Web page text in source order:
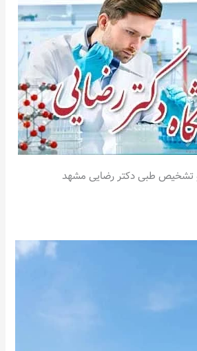
و تشخیص طبی دکتر رضایی مشهد